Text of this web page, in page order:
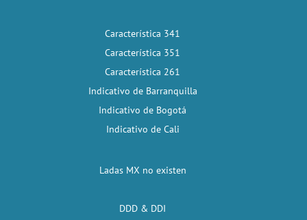
Característica 341
Característica 351
Característica 261
Indicativo de Barranquilla
Indicativo de Bogotá
Indicativo de Cali
Ladas MX no existen
DDD & DDI